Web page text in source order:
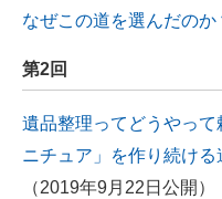
なぜこの道を選んだのか
第2回
遺品整理ってどうやっ
ニチュア」を作り続け
（2019年9月22日公開）